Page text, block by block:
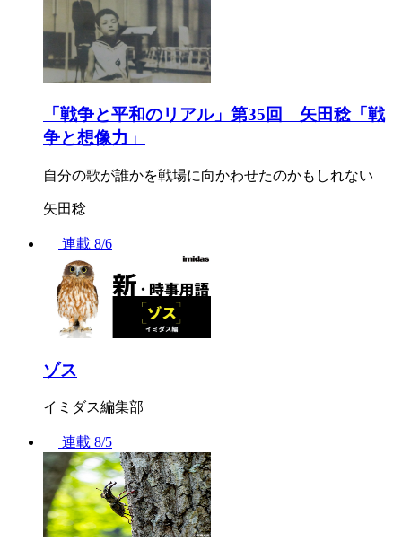
「戦争と平和のリアル」第35回 矢田稔「戦
争と想像力」
自分の歌が誰かを戦場に向かわせたのかもしれない
矢田稔
連載 8/6
ゾス
イミダス編集部
連載 8/5